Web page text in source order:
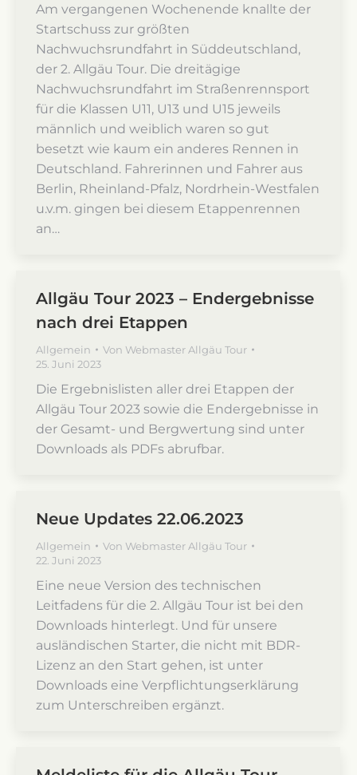
Am vergangenen Wochenende knallte der
Startschuss zur größten
Nachwuchsrundfahrt in Süddeutschland,
der 2. Allgäu Tour. Die dreitägige
Nachwuchsrundfahrt im Straßenrennsport
für die Klassen U11, U13 und U15 jeweils
männlich und weiblich waren so gut
besetzt wie kaum ein anderes Rennen in
Deutschland. Fahrerinnen und Fahrer aus
Berlin, Rheinland-Pfalz, Nordrhein-Westfalen
u.v.m. gingen bei diesem Etappenrennen
an…
Allgäu Tour 2023 – Endergebnisse
nach drei Etappen
Allgemein Von Webmaster Allgäu Tour
25. Juni 2023
Die Ergebnislisten aller drei Etappen der
Allgäu Tour 2023 sowie die Endergebnisse in
der Gesamt- und Bergwertung sind unter
Downloads als PDFs abrufbar.
Neue Updates 22.06.2023
Allgemein Von Webmaster Allgäu Tour
22. Juni 2023
Eine neue Version des technischen
Leitfadens für die 2. Allgäu Tour ist bei den
Downloads hinterlegt. Und für unsere
ausländischen Starter, die nicht mit BDR-
Lizenz an den Start gehen, ist unter
Downloads eine Verpflichtungserklärung
zum Unterschreiben ergänzt.